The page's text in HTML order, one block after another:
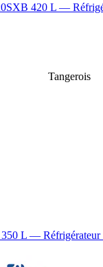
420 L —
Tangerois
L — Réfrigérateur